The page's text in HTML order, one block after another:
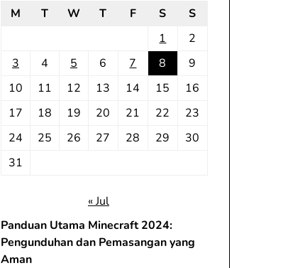
M
T W T F S
S
1
2
3
4 5 6 7 8
9
10
11 12 13 14 15
16
17
18 19 20 21 22
23
24
25 26 27 28 29
30
31
« Jul
Panduan Utama Minecraft 2024:
Pengunduhan dan Pemasangan yang
Aman